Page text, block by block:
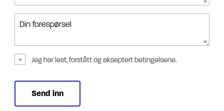
Din forespørsel
Jeg har lest, forstått og akseptert betingelsene.